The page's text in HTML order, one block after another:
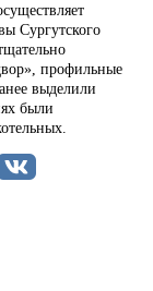
Сургутского
профильные
выделили
были